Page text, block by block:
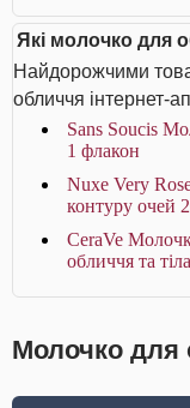
Які молочко для
Найдорожчими
обличчя інтернет-
Sans Soucis
1 флакон
Nuxe Very
контуру очей
CeraVe
обличчя та
Молочко для